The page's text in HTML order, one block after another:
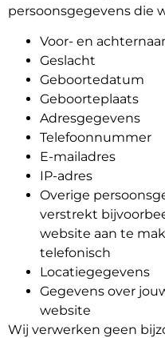
About
platform
Bestemmingen
persoonsgegevens die
Voor- en
Geslacht
Geboortedatum
Geboorteplaats
Adresgegevens
Telefoonnummer
E-mailadres
IP-adres
Overige
verstrekt
website aan te
telefonisch
Locatiegegevens
Gegevens over
website
Wij verwerken geen